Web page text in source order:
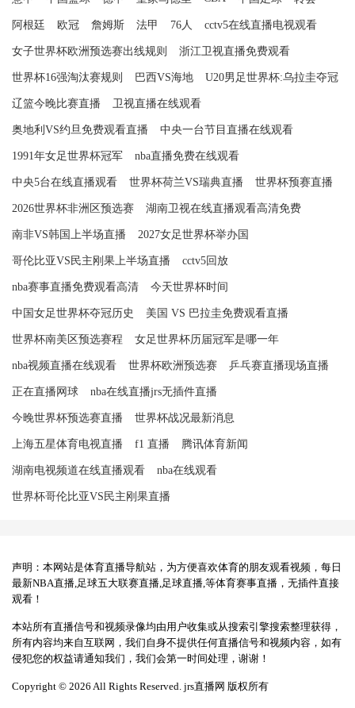
阿根廷 欧冠 詹姆斯 法甲 76人 cctv5在线直播电视观看
女子世界杯欧洲预选赛出线规则 浙江卫视直播免费观看
世界杯16强淘汰赛规则 巴西VS海地 U20男足世界杯:乌拉圭夺冠
辽篮今晚比赛直播 卫视直播在线观看
奥地利VS约旦免费观看直播 中央一台节目直播在线观看
1991年女足世界杯冠军 nba直播免费在线观看
中央5台在线直播观看 世界杯荷兰VS瑞典直播 世界杯预赛直播
2026世界杯非洲区预选赛 湖南卫视在线直播观看高清免费
南非VS韩国上半场直播 2027女足世界杯举办国
哥伦比亚VS民主刚果上半场直播 cctv5回放
nba赛事直播免费观看高清 今天世界杯时间
中国女足世界杯夺冠历史 美国 VS 巴拉圭免费观看直播
世界杯南美区预选赛程 女足世界杯历届冠军是哪一年
nba视频直播在线观看 世界杯欧洲预选赛 乒乓赛直播现场直播
正在直播网球 nba在线直播jrs无插件直播
今晚世界杯预选赛直播 世界杯战况最新消息
上海五星体育电视直播 f1 直播 腾讯体育新闻
湖南电视频道在线直播观看 nba在线观看
世界杯哥伦比亚VS民主刚果直播
声明：本网站是体育直播导航站，为方便喜欢体育的朋友观看视频，每日
最新NBA直播,足球五大联赛直播,足球直播,等体育赛事直播，无插件直接
观看！
本站所有直播信号和视频录像均由用户收集或从搜索引擎搜索整理获得，
所有内容均来自互联网，我们自身不提供任何直播信号和视频内容，如有
侵犯您的权益请通知我们，我们会第一时间处理，谢谢！
Copyright © 2026 All Rights Reserved. jrs直播网 版权所有